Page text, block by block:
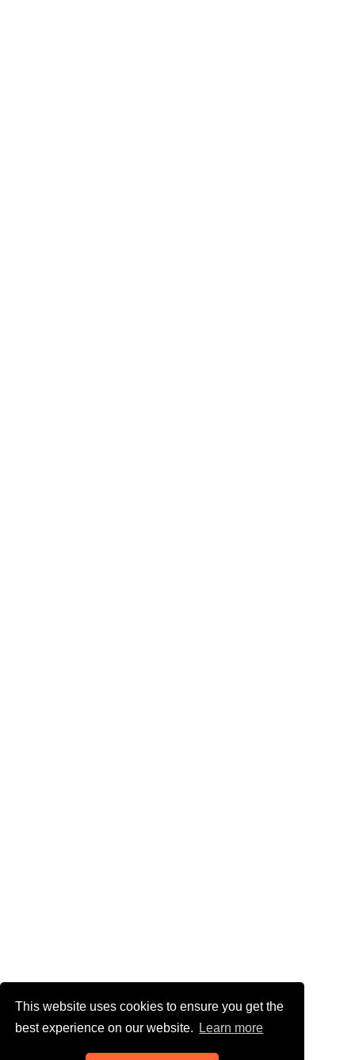
This website uses cookies to ensure you get the
best experience on our website.
Learn more